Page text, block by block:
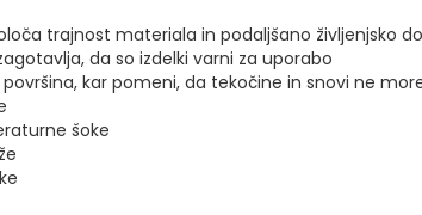
trajnost materiala in podaljšano življenjsko
da so izdelki varni za uporabo
kar pomeni, da tekočine in snovi ne
šoke